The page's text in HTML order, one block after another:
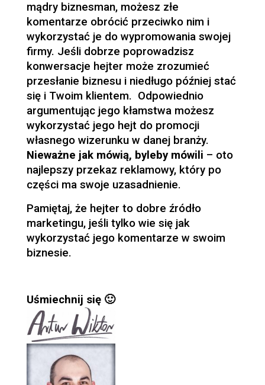
mądry biznesman, możesz złe
komentarze obrócić przeciwko nim i
wykorzystać je do wypromowania swojej
firmy. Jeśli dobrze poprowadzisz
konwersacje hejter może zrozumieć
przesłanie biznesu i niedługo później stać
się i Twoim klientem. Odpowiednio
argumentując jego kłamstwa możesz
wykorzystać jego hejt do promocji
własnego wizerunku w danej branży.
Nieważne jak mówią, byleby mówili – oto
najlepszy przekaz reklamowy, który po
części ma swoje uzasadnienie.
Pamiętaj, że hejter to dobre źródło
marketingu, jeśli tylko wie się jak
wykorzystać jego komentarze w swoim
biznesie.
Uśmiechnij się 🙂